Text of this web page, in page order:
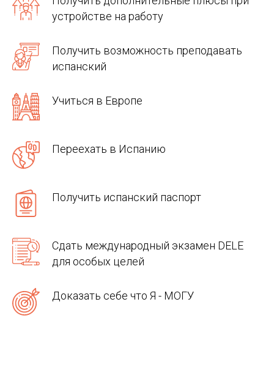
устройстве на работу
Получить возможность преподавать
испанский
Учиться в Европе
Переехать в Испанию
Получить испанский паспорт
Сдать международный экзамен DELE
для особых целей
Доказать себе что Я - МОГУ